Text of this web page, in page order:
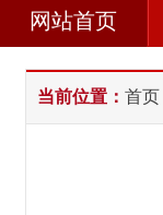
网站首页
当前位置： 首页